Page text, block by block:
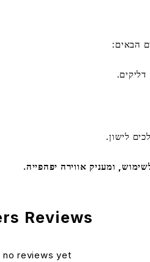
הבאים:
לישון.
ומעניק אווירה יפהפייה.
Reviews
reviews yet.